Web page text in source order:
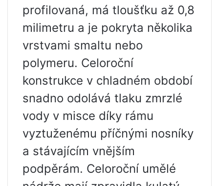
profilovaná, má tloušťku až 0,8
milimetru a je pokryta několika
vrstvami smaltu nebo
polymeru. Celoroční
konstrukce v chladném období
snadno odolává tlaku zmrzlé
vody v misce díky rámu
vyztuženému příčnými nosníky
a stávajícím vnějším
podpěrám. Celoroční umělé